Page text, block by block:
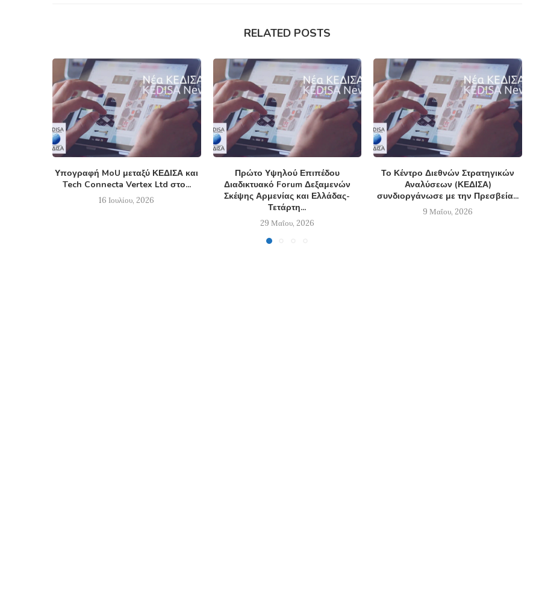
RELATED POSTS
Υπογραφή MoU μεταξύ ΚΕΔΙΣΑ και
Tech Connecta Vertex Ltd στο...
16 Ιουλίου, 2026
Πρώτο Υψηλού Επιπέδου
Διαδικτυακό Forum Δεξαμενών
Σκέψης Αρμενίας και Ελλάδας-
Τετάρτη...
29 Μαΐου, 2026
Το Κέντρο Διεθνών Στρατηγικών
Αναλύσεων (ΚΕΔΙΣΑ)
συνδιοργάνωσε με την Πρεσβεία...
9 Μαΐου, 2026